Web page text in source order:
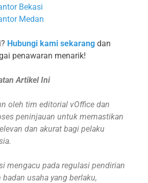
Bekasi
Medan
Hubungi kami sekarang dan
penawaran menarik!
Artikel Ini
oleh tim editorial vOffice dan
peninjauan untuk memastikan
dan akurat bagi pelaku
mengacu pada regulasi pendirian
usaha yang berlaku,